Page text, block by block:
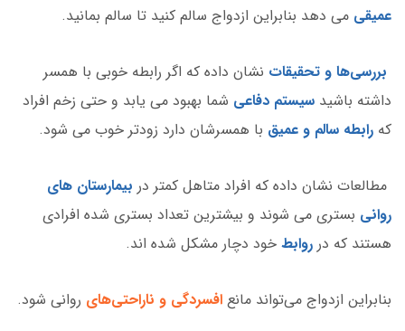
عمیقی می دهد بنابراین ازدواج سالم کنید تا سالم بمانید.
بررسی‌ها و تحقیقات نشان داده که اگر رابطه خوبی با همسر
داشته باشید سیستم دفاعی شما بهبود می یابد و حتی زخم افراد
که رابطه سالم و عمیق با همسرشان دارد زودتر خوب می شود.
مطالعات نشان داده که افراد متاهل کمتر در بیمارستان های
روانی بستری می شوند و بیشترین تعداد بستری شده افرادی
هستند که در روابط خود دچار مشکل شده اند.
بنابراین ازدواج می‌تواند مانع افسردگی و ناراحتی‌های روانی شود.